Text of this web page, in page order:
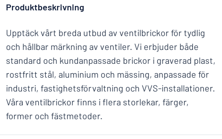
Produktbeskrivning
Upptäck vårt breda utbud av ventilbrickor för tydlig
och hållbar märkning av ventiler. Vi erbjuder både
standard och kundanpassade brickor i graverad plast,
rostfritt stål, aluminium och mässing, anpassade för
industri, fastighetsförvaltning och VVS-installationer.
Våra ventilbrickor finns i flera storlekar, färger,
former och fästmetoder.